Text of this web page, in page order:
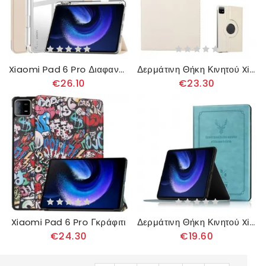
Xiaomi Pad 6 Pro Διαφανής Πλάτη
€26.10
Δερμάτινη Θήκη Κινητού Xiaomi Pad 6 Pro Θήκες Κινητών Περιστρεφόμενος Σχεδιασμός Enkay
€23.30
Xiaomi Pad 6 Pro Γκράφιτι
€24.30
Δερμάτινη Θήκη Κινητού Xiaomi Pad 6 Pro Θήκες Κινητών Ελάφι
€19.60